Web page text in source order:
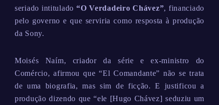
seriado intitulado “O Verdadeiro Chávez”, financiado
pelo governo e que serviria como resposta à produção
da Sony.
Moisés Naím, criador da série e ex-ministro do
Comércio, afirmou que “El Comandante” não se trata
de uma biografia, mas sim de ficção. E justificou a
produção dizendo que “ele [Hugo Chávez] seduziu um